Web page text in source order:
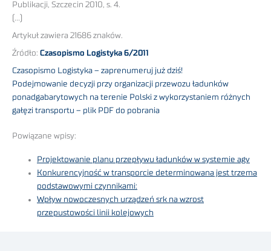
Publikacji, Szczecin 2010, s. 4.
(…)
Artykuł zawiera 21686 znaków.
Źródło: Czasopismo Logistyka 6/2011
Czasopismo Logistyka – zaprenumeruj już dziś!
Podejmowanie decyzji przy organizacji przewozu ładunków
ponadgabarytowych na terenie Polski z wykorzystaniem różnych
gałęzi transportu – plik PDF do pobrania
Powiązane wpisy:
Projektowanie planu przepływu ładunków w systemie agv
Konkurencyjność w transporcie determinowana jest trzema
podstawowymi czynnikami:
Wpływ nowoczesnych urządzeń srk na wzrost
przepustowości linii kolejowych